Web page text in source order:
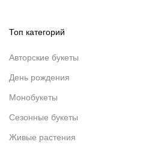
Топ категорий
Авторские букеты
День рождения
Монобукеты
Сезонные букеты
Живые растения